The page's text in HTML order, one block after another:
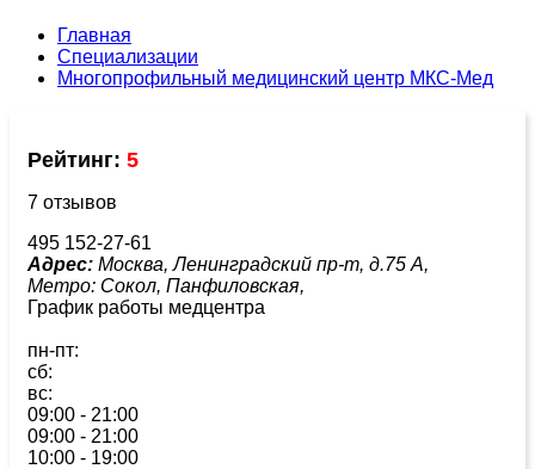
Главная
Специализации
Многопрофильный медицинский центр МКС-Мед
Рейтинг: 5
7 отзывов
495 152-27-61
Адрес: Москва, Ленинградский пр-т, д.75 А,
Метро: Сокол, Панфиловская,
График работы медцентра
пн-пт:
сб:
вс:
09:00 - 21:00
09:00 - 21:00
10:00 - 19:00